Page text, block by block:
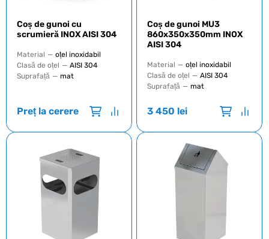
Coș de gunoi cu
scrumieră INOX AISI 304
Material — oțel inoxidabil
Clasă de oțel — AISI 304
Suprafață — mat
Preț la cerere
Coș de gunoi MU3
860x350x350mm INOX
AISI 304
Material — oțel inoxidabil
Clasă de oțel — AISI 304
Suprafață — mat
3 450 lei